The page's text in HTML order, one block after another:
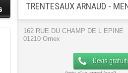
TRENTESAUX ARNAUD -
162 RUE DU CHAMP DE L EPINE
01210 Ornex
Devis